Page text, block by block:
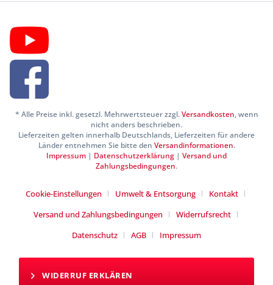
* Alle Preise inkl. gesetzl. Mehrwertsteuer zzgl.Versandkosten, wenn
nicht anders beschrieben.
Lieferzeiten gelten innerhalb Deutschlands, Lieferzeiten für andere
Länder entnehmen Sie bitte den Versandinformationen.
Impressum | Datenschutzerklärung | Versand und
Zahlungsbedingungen.
Cookie-Einstellungen Umwelt & Entsorgung
Kontakt
Versand und Zahlungsbedingungen
Widerrufsrecht
Datenschutz
AGB Impressum
WIDERRUF ERKLÄREN